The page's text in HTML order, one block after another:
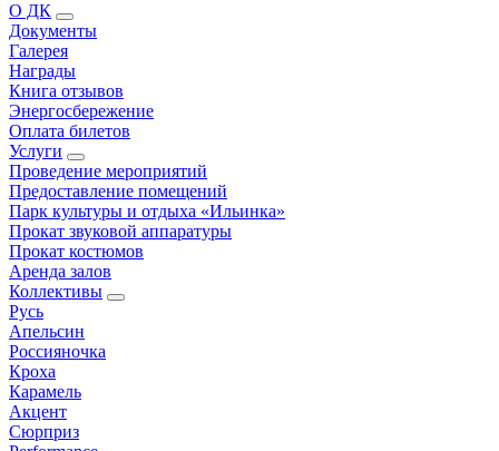
О ДК
Документы
Галерея
Награды
Книга отзывов
Энергосбережение
Оплата билетов
Услуги
Проведение мероприятий
Предоставление помещений
Парк культуры и отдыха «Ильинка»
Прокат звуковой аппаратуры
Прокат костюмов
Аренда залов
Коллективы
Русь
Апельсин
Россияночка
Кроха
Карамель
Акцент
Сюрприз